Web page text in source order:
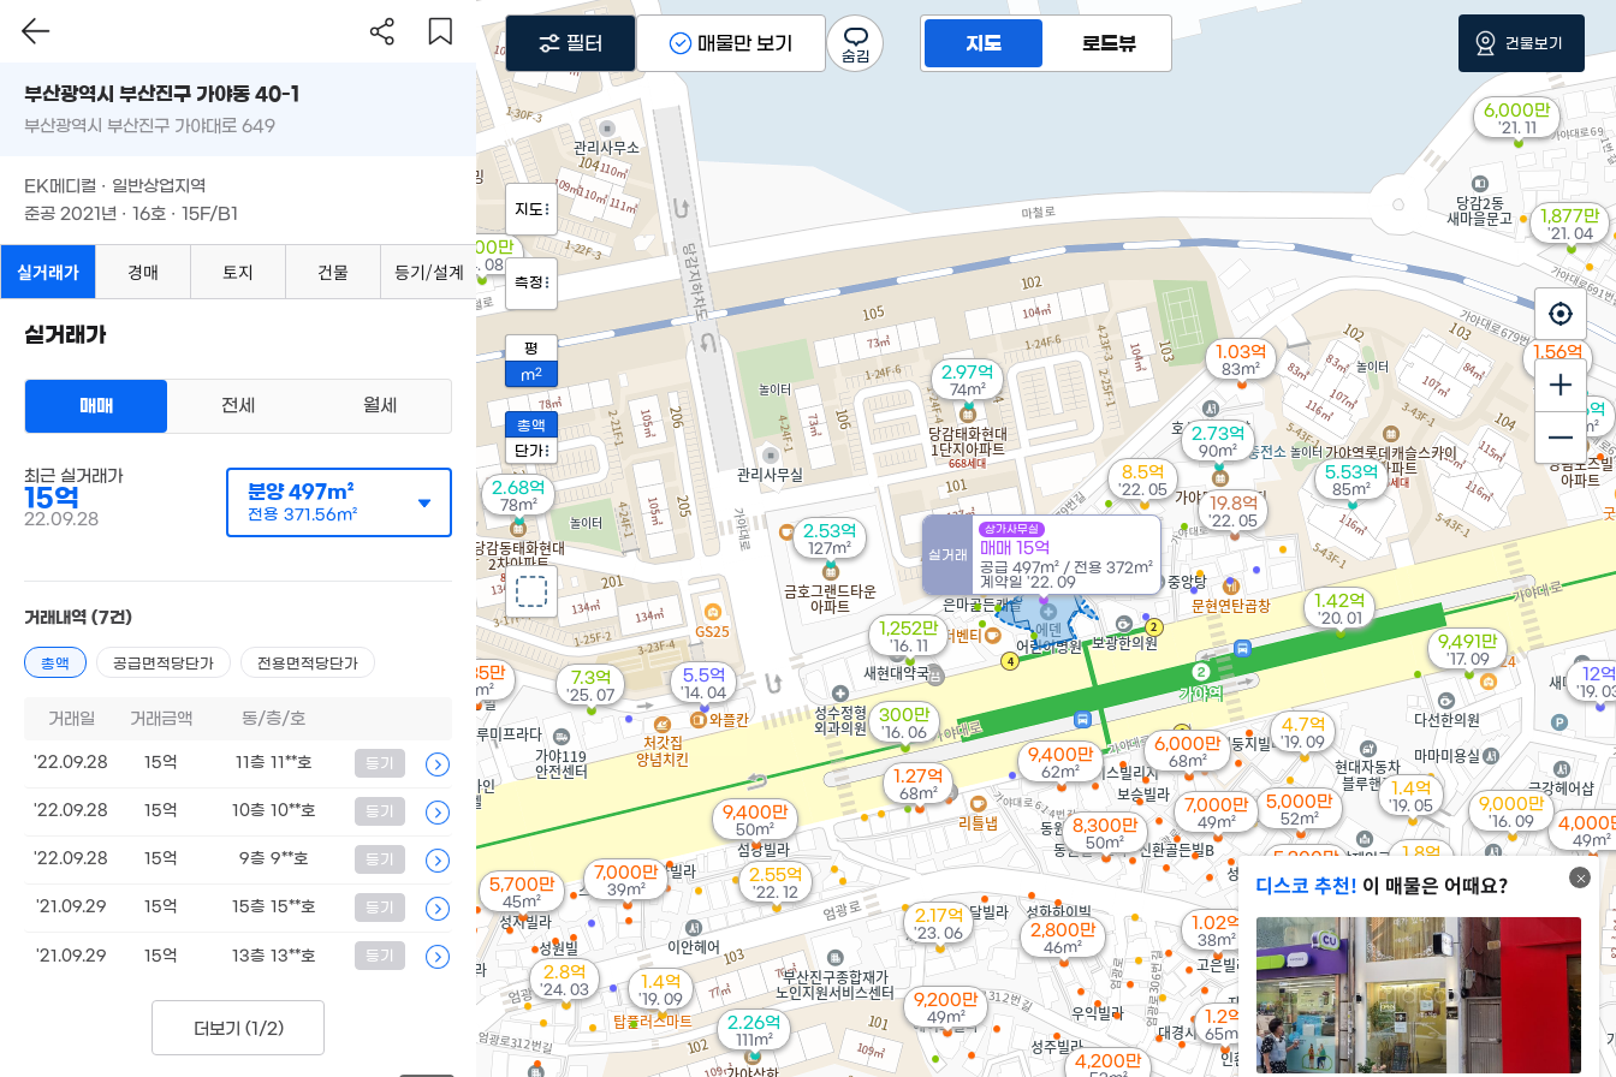
4,200만
2.97억
74m²
월 35만
21m²
5.53억
85m²
1.56억
70m²
2.68억
78m²
2.53억
127m²
8,300만
50m²
5,000만
52m²
2.26억
111m²
2,800만
46m²
5,200만
51m²
7.3억
'25. 07
'24. 10
1.11억
65m²
5,700만
45m²
7,000만
39m²
2.8억
'24. 03
1.8억
9,200만
49m²
2.17억
'23. 06
1.2억
65m²
9,400만
62m²
2.55억
'22. 12
실거래
상가사무실
매매 15억
공급 497m² / 전용 372m²
계약일 '22. 09
19.8억
'22. 05
8.5억
'22. 05
1.02억
38m²
4,000
49m²
6,000만
'21. 11
6,000만
68m²
1,877만
'21. 04
7,000만
49m²
9,400만
50m²
2.73억
90m²
1.25억
'20. 07
'20. 04
1.42억
'20. 01
1.4억
'19. 09
4.7억
'19. 09
9,000만
1.4억
'19. 05
12억
'19.
1.27억
68m²
9,491만
'17. 09
1,252만
'16. 11
9,000만
'16. 09
300만
'16. 06
8.8억
'16. 04
1.56억
2,000만
'14. 08
5.5억
'14. 04
1.03억
83m²
디스코 추천! 이 매물은 어때요?
지도 로드뷰
지도
측정
평
m2
총액
단가
필터 매물만 보기 건물보기
부산광역시 부산진구 가야동 40-1
부산광역시 부산진구 가야대로 649
EK메디컬 · 일반상업지역
준공 2021년 · 16호 · 15F/B1
실거래가 경매 토지 건물 등기/설계
실거래가
매매 전세 월세
최근 실거래가
15억
22.09.28
분양497m²
전용 371.56m²
거래내역 (7건)
총액 공급면적당단가 전용면적당단가
거래일 거래금액 동/층/호
'22.09.28 15억 11층 11**호 등기
'22.09.28 15억 10층 10**호 등기
'22.09.28 15억 9층 9**호 등기
'21.09.29 15억 15층 15**호 등기
'21.09.29 15억 13층 13**호 등기
더보기 (1/2)